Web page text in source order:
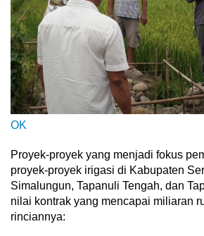
OK
Proyek-proyek yang menjadi fokus
proyek-proyek irigasi di Kabupaten
Simalungun, Tapanuli Tengah, dan
nilai kontrak yang mencapai miliaran
rinciannya: